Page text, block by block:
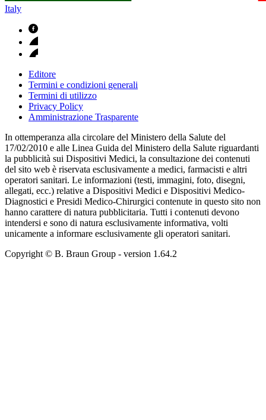
Italy
Editore
Termini e condizioni generali
Termini di utilizzo
Privacy Policy
Amministrazione Trasparente
In ottemperanza alla circolare del Ministero della Salute del
17/02/2010 e alle Linea Guida del Ministero della Salute riguardanti
la pubblicità sui Dispositivi Medici, la consultazione dei contenuti
del sito web è riservata esclusivamente a medici, farmacisti e altri
operatori sanitari. Le informazioni (testi, immagini, foto, disegni,
allegati, ecc.) relative a Dispositivi Medici e Dispositivi Medico-
Diagnostici e Presidi Medico-Chirurgici contenute in questo sito non
hanno carattere di natura pubblicitaria. Tutti i contenuti devono
intendersi e sono di natura esclusivamente informativa, volti
unicamente a informare esclusivamente gli operatori sanitari.
Copyright © B. Braun Group - version 1.64.2